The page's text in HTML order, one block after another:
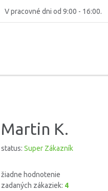
V pracovné dni od 9:00 - 16:00.
Martin K.
status: Super Zákazník
žiadne hodnotenie
zadaných zákaziek: 4